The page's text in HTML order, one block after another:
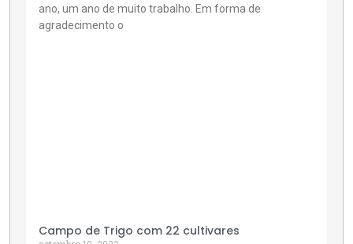
ano, um ano de muito trabalho. Em forma de
agradecimento o
Campo de Trigo com 22 cultivares